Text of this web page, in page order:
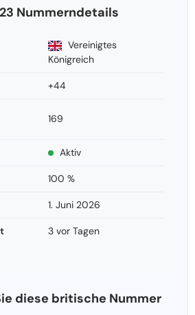
Nummerndetails
Vereinigtes
Königreich
+44
169
Aktiv
100 %
1. Juni 2026
3 vor Tagen
diese britische Nummer